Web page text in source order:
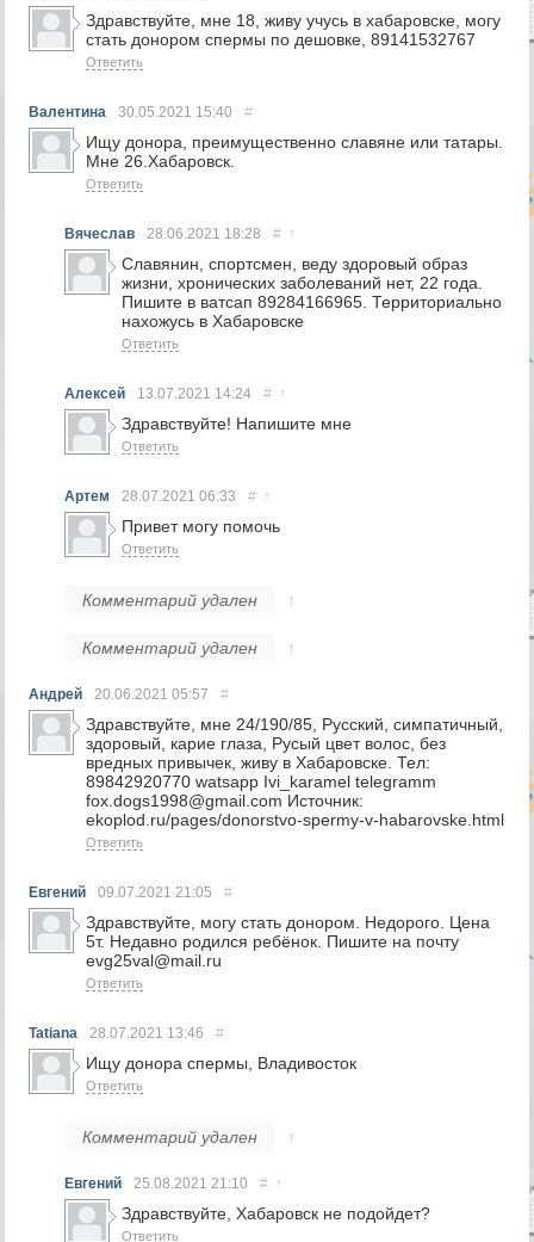
Здравствуйте, мне 18, живу учусь в хабаровске, могу
стать донором спермы по дешовке, 89141532767
Ответить
Валентина 30.05.2021 15:40 #
Ищу донора, преимущественно славяне или татары.
Мне 26.Хабаровск.
Ответить
Вячеслав 28.06.2021 18:28 # ↑
Славянин, спортсмен, веду здоровый образ
жизни, хронических заболеваний нет, 22 года.
Пишите в ватсап 89284166965. Территориально
нахожусь в Хабаровске
Ответить
Алексей 13.07.2021 14:24 # ↑
Здравствуйте! Напишите мне
Ответить
Артем 28.07.2021 06:33 # ↑
Привет могу помочь
Ответить
Комментарий удален ↑
Комментарий удален ↑
Андрей 20.06.2021 05:57 #
Здравствуйте, мне 24/190/85, Русский, симпатичный,
здоровый, карие глаза, Русый цвет волос, без
вредных привычек, живу в Хабаровске. Тел:
89842920770 watsapp Ivi_karamel telegramm
fox.dogs1998@gmail.com Источник:
ekoplod.ru/pages/donorstvo-spermy-v-habarovske.html
Ответить
Евгений 09.07.2021 21:05 #
Здравствуйте, могу стать донором. Недорого. Цена
5т. Недавно родился ребёнок. Пишите на почту
evg25val@mail.ru
Ответить
Tatiana 28.07.2021 13:46 #
Ищу донора спермы, Владивосток
Ответить
Комментарий удален ↑
Евгений 25.08.2021 21:10 # ↑
Здравствуйте, Хабаровск не подойдет?
Ответить